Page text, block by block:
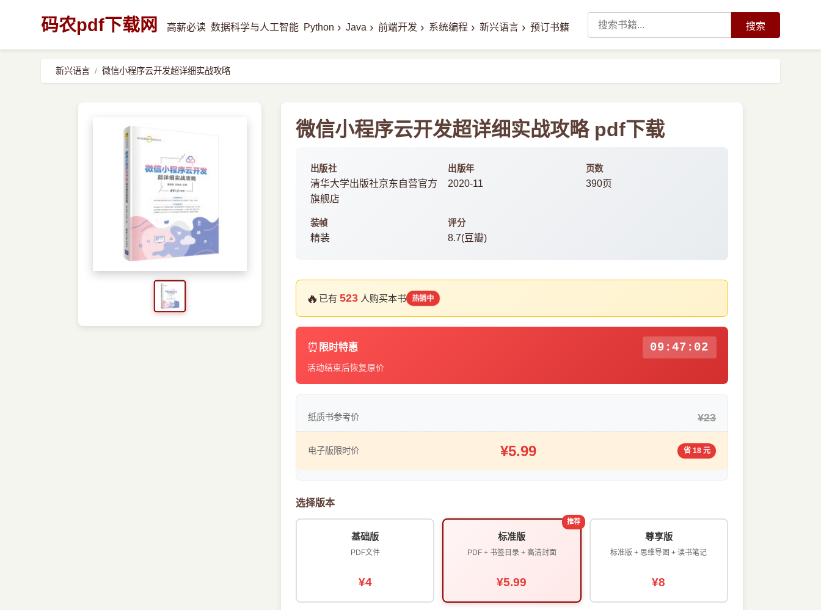
码农pdf下载网 高薪必读 数据科学与人工智能 Python › Java › 前端开发 › 系统编程 › 新兴语言 › 预订书籍 搜索
新兴语言 微信小程序云开发超详细实战攻略
微信小程序云开发超详细实战攻略 pdf下载
出版社
清华大学出版社京东自营官方
旗舰店
出版年
2020-11
页数
390页
装帧
精装
评分
8.7(豆瓣)
🔥 已有 523人购买本书 热销中
⏰ 限时特惠 09:47:01
活动结束后恢复原价
纸质书参考价 ¥23
电子版限时价 ¥5.99 省 18 元
选择版本
基础版
PDF文件
¥4
推荐
标准版
PDF + 书签目录 + 高清封面
¥5.99
尊享版
标准版 + 思维导图 + 读书笔记
¥8